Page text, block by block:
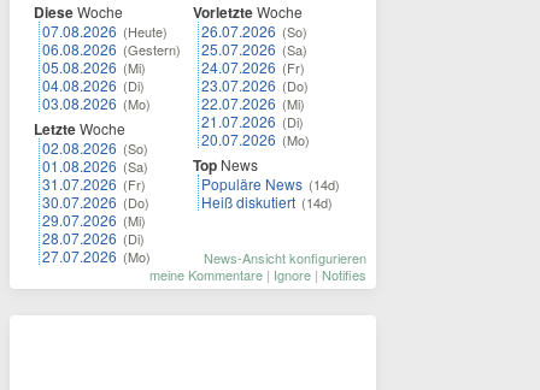
DieseWoche
07.08.2026 (Heute)
06.08.2026 (Gestern)
05.08.2026 (Mi)
04.08.2026 (Di)
03.08.2026 (Mo)
LetzteWoche
02.08.2026 (So)
01.08.2026 (Sa)
31.07.2026 (Fr)
30.07.2026 (Do)
29.07.2026 (Mi)
28.07.2026 (Di)
27.07.2026 (Mo)
VorletzteWoche
26.07.2026 (So)
25.07.2026 (Sa)
24.07.2026 (Fr)
23.07.2026 (Do)
22.07.2026 (Mi)
21.07.2026 (Di)
20.07.2026 (Mo)
Top News
Populäre News (14d)
Heiß diskutiert (14d)
News-Ansicht konfigurieren
meine Kommentare | Ignore | Notifies